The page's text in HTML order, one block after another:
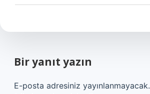
Bir yanıt yazın
E-posta adresiniz yayınlanmayacak.